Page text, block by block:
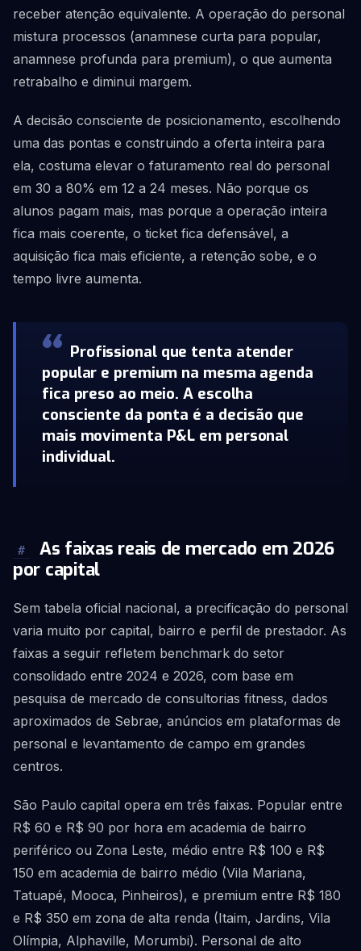
receber atenção equivalente. A operação do personal
mistura processos (anamnese curta para popular,
anamnese profunda para premium), o que aumenta
retrabalho e diminui margem.
A decisão consciente de posicionamento, escolhendo
uma das pontas e construindo a oferta inteira para
ela, costuma elevar o faturamento real do personal
em 30 a 80% em 12 a 24 meses. Não porque os
alunos pagam mais, mas porque a operação inteira
fica mais coerente, o ticket fica defensável, a
aquisição fica mais eficiente, a retenção sobe, e o
tempo livre aumenta.
Profissional que tenta atender
popular e premium na mesma agenda
fica preso ao meio. A escolha
consciente da ponta é a decisão que
mais movimenta P&L em personal
individual.
#
As faixas reais de mercado em 2026
por capital
Sem tabela oficial nacional, a precificação do personal
varia muito por capital, bairro e perfil de prestador. As
faixas a seguir refletem benchmark do setor
consolidado entre 2024 e 2026, com base em
pesquisa de mercado de consultorias fitness, dados
aproximados de Sebrae, anúncios em plataformas de
personal e levantamento de campo em grandes
centros.
São Paulo capital opera em três faixas. Popular entre
R$ 60 e R$ 90 por hora em academia de bairro
periférico ou Zona Leste, médio entre R$ 100 e R$
150 em academia de bairro médio (Vila Mariana,
Tatuapé, Mooca, Pinheiros), e premium entre R$ 180
e R$ 350 em zona de alta renda (Itaim, Jardins, Vila
Olímpia, Alphaville, Morumbi). Personal de alto